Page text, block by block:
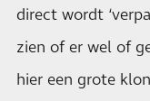
direct wordt
zien of er wel of
hier een grote